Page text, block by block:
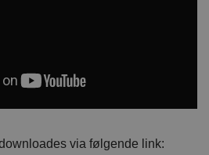
via følgende link: